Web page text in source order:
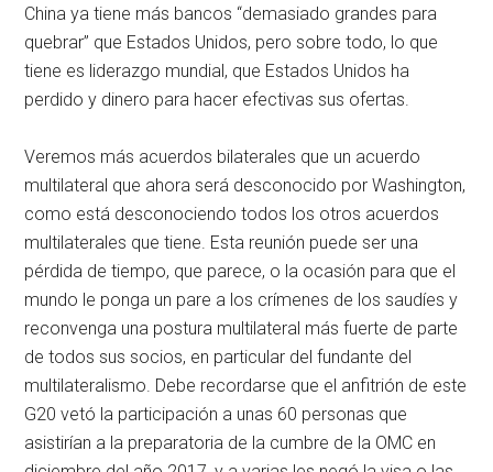
China ya tiene más bancos “demasiado grandes para
quebrar” que Estados Unidos, pero sobre todo, lo que
tiene es liderazgo mundial, que Estados Unidos ha
perdido y dinero para hacer efectivas sus ofertas.
Veremos más acuerdos bilaterales que un acuerdo
multilateral que ahora será desconocido por Washington,
como está desconociendo todos los otros acuerdos
multilaterales que tiene. Esta reunión puede ser una
pérdida de tiempo, que parece, o la ocasión para que el
mundo le ponga un pare a los crímenes de los saudíes y
reconvenga una postura multilateral más fuerte de parte
de todos sus socios, en particular del fundante del
multilateralismo. Debe recordarse que el anfitrión de este
G20 vetó la participación a unas 60 personas que
asistirían a la preparatoria de la cumbre de la OMC en